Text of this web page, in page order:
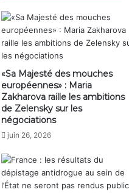
«Sa Majesté des mouches
européennes» : Maria
Zakharova raille les ambitions
de Zelensky sur les
négociations
juin 26, 2026